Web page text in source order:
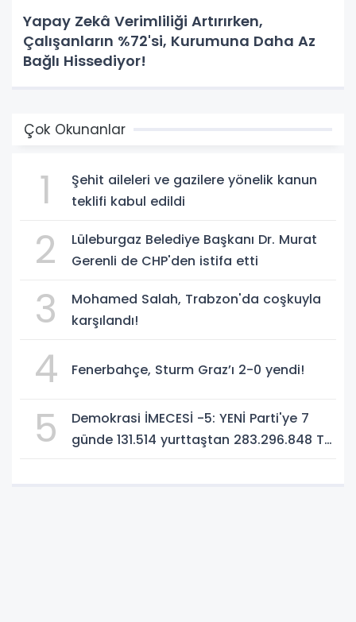
Yapay Zekâ Verimliliği Artırırken,
Çalışanların %72'si, Kurumuna Daha Az
Bağlı Hissediyor!
Çok Okunanlar
1
Şehit aileleri ve gazilere yönelik kanun
teklifi kabul edildi
2
Lüleburgaz Belediye Başkanı Dr. Murat
Gerenli de CHP'den istifa etti
3
Mohamed Salah, Trabzon'da coşkuyla
karşılandı!
4 Fenerbahçe, Sturm Graz’ı 2-0 yendi!
5
Demokrasi İMECESİ -5: YENİ Parti'ye 7
günde 131.514 yurttaştan 283.296.848 TL